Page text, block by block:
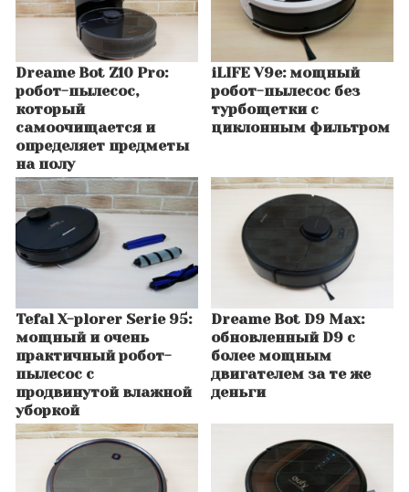
Dreame Bot Z10 Pro:
робот-пылесос,
который
самоочищается и
определяет предметы
на полу
iLIFE V9e: мощный
робот-пылесос без
турбощетки с
циклонным фильтром
Tefal X-plorer Serie 95:
мощный и очень
практичный робот-
пылесос с
продвинутой влажной
уборкой
Dreame Bot D9 Max:
обновленный D9 с
более мощным
двигателем за те же
деньги